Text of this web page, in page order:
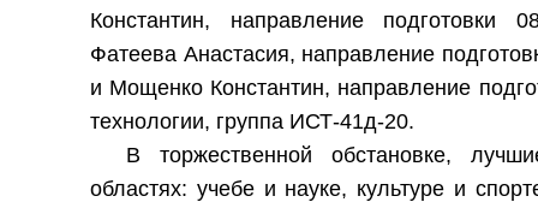
Константин, направление подготовки
Фатеева Анастасия, направление
и Мощенко Константин, направление
технологии, группа ИСТ-41д-20.
В торжественной обстановке,
областях: учебе и науке, культуре и